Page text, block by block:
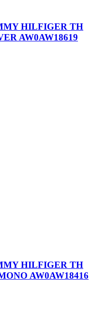
HILFIGER TH
AW0AW18619
HILFIGER TH
AW0AW18416